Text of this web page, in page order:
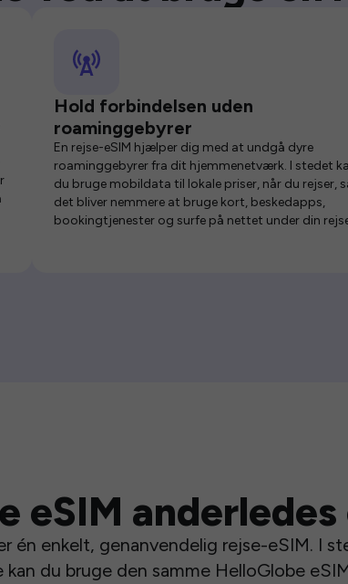
Hold forbindelsen uden
roaminggebyrer
En rejse-eSIM hjælper dig med at undgå dyre
roaminggebyrer fra dit hjemmenetværk. I stedet
du bruge mobildata til lokale priser, når du rejser,
det bliver nemmere at bruge kort, beskedapps,
bookingtjenester og surfe på nettet under din
eSIM
én enkelt, genanvendelig rejse-eSIM. I
kan du bruge den samme HelloGlobe